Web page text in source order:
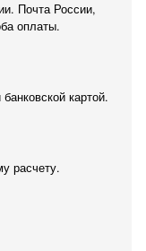
Почта России,
оплаты.
картой.
расчету.